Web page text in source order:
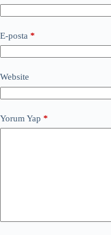
E-posta *
Website
Yorum Yap *